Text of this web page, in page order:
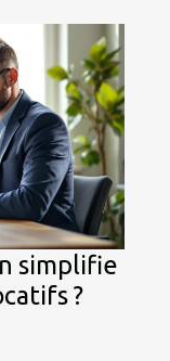
simplifie
?